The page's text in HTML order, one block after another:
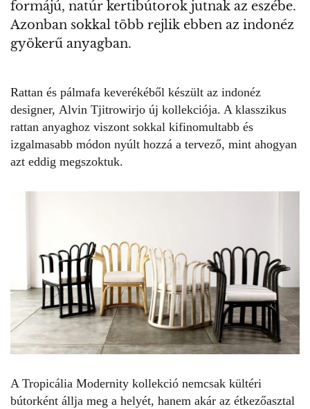
formájú, natúr kertibútorok jutnak az eszébe.
Azonban sokkal több rejlik ebben az indonéz
gyökerű anyagban.
Rattan és pálmafa keverékéből készült az indonéz
designer, Alvin Tjitrowirjo új kollekciója. A klasszikus
rattan anyaghoz viszont sokkal kifinomultabb és
izgalmasabb módon nyúlt hozzá a tervező, mint ahogyan
azt eddig megszoktuk.
A Tropicália Modernity kollekció nemcsak kültéri
bútorként állja meg a helyét, hanem akár az étkezőasztal